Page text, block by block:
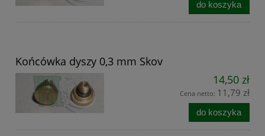
do koszyka
Końcówka dyszy 0,3 mm Skov
14,50 zł
Cena netto: 11,79 zł
do koszyka